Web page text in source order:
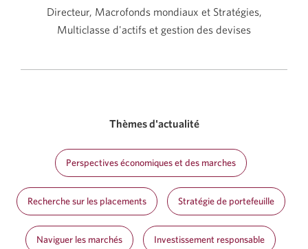
Directeur, Macrofonds mondiaux et Stratégies,
Multiclasse d'actifs et gestion des devises
Thèmes d'actualité
Perspectives économiques et des marches
Recherche sur les placements Stratégie de portefeuille
Naviguer les marchés Investissement responsable